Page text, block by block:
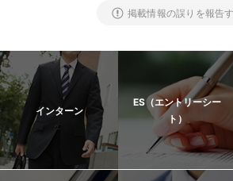
掲載情報の誤りを報告
インターン
ES（エントリーシー
ト）